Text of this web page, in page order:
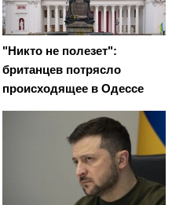
"Никто не полезет":
британцев потрясло
происходящее в Одессе